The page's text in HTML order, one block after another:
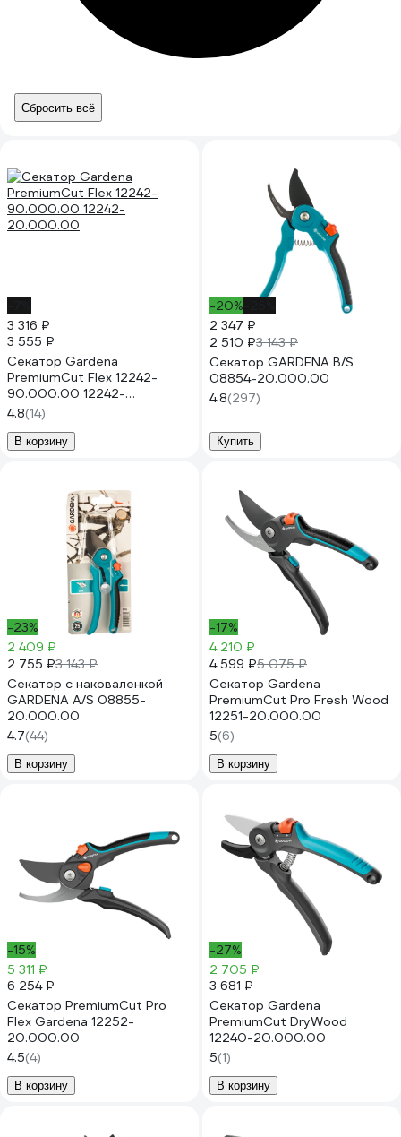
Сбросить всё
3 316 ₽
3 555 ₽
Секатор Gardena
PremiumCut Flex 12242-
90.000.00 12242-
20.000.00
4.8(14)
В корзину
-20%
2 347 ₽
2 510 ₽3 143 ₽
Секатор GARDENA B/S
08854-20.000.00
4.8(297)
Купить
-23%
2 409 ₽
2 755 ₽3 143 ₽
Секатор с наковаленкой
GARDENA A/S 08855-
20.000.00
4.7(44)
В корзину
-17%
4 210 ₽
4 599 ₽5 075 ₽
Секатор Gardena
PremiumCut Pro Fresh Wood
12251-20.000.00
5(6)
В корзину
-15%
5 311 ₽
6 254 ₽
Секатор PremiumCut Pro
Flex Gardena 12252-
20.000.00
4.5(4)
В корзину
-27%
2 705 ₽
3 681 ₽
Секатор Gardena
PremiumCut DryWood
12240-20.000.00
5(1)
В корзину